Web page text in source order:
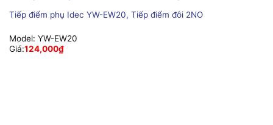
Tiếp điểm phụ Idec YW-EW20, Tiếp điểm đôi 2NO
Model: YW-EW20
Giá:124,000₫